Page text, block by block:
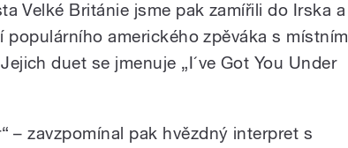
Velké Británie jsme pak zamířili do Irska a
populárního amerického zpěváka s místním
duet se jmenuje „I´ve Got You Under
– zavzpomínal pak hvězdný interpret s